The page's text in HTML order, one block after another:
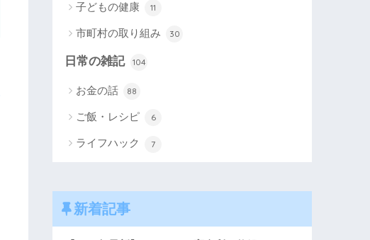
子どもの健康 11
市町村の取り組み 30
日常の雑記 104
お金の話 88
ご飯・レシピ 6
ライフハック 7
新着記事